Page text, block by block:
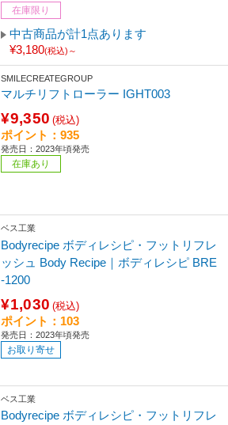
在庫限り
中古商品が計1点あります
¥3,180(税込)～
SMILECREATEGROUP
マルチリフトローラー IGHT003
¥9,350 (税込)
ポイント：935
発売日：2023年頃発売
在庫あり
ベス工業
Bodyrecipe ボディレシピ・フットリフレ
ッシュ Body Recipe｜ボディレシピ BRE
-1200
¥1,030 (税込)
ポイント：103
発売日：2023年頃発売
お取り寄せ
ベス工業
Bodyrecipe ボディレシピ・フットリフレ